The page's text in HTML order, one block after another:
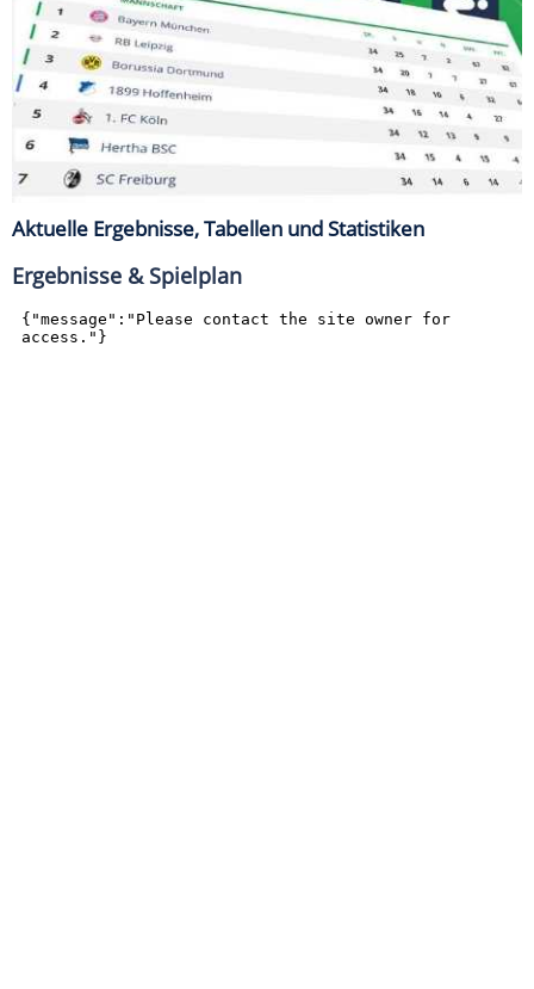
Aktuelle Ergebnisse, Tabellen und Statistiken
Ergebnisse & Spielplan